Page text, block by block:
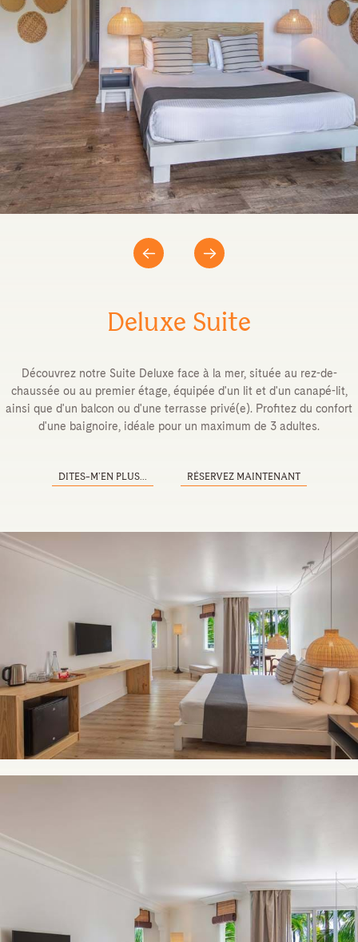
Deluxe Suite
Découvrez notre Suite Deluxe face à la mer, située au rez-de-
chaussée ou au premier étage, équipée d'un lit et d'un canapé-lit,
ainsi que d'un balcon ou d'une terrasse privé(e). Profitez du confort
d'une baignoire, idéale pour un maximum de 3 adultes.
DITES-M’EN PLUS... RÉSERVEZ MAINTENANT